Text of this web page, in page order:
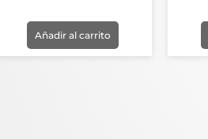
Añadir al carrito